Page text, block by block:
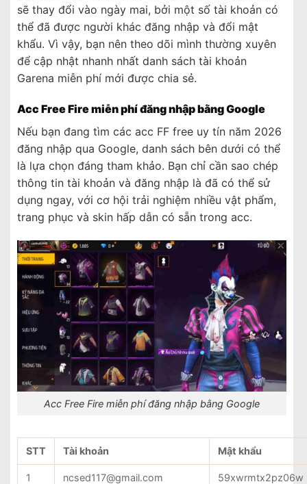
sẽ thay đổi vào ngày mai, bởi một số tài khoản có
thể đã được người khác đăng nhập và đổi mật
khẩu. Vì vậy, bạn nên theo dõi mình thường xuyên
để cập nhật nhanh nhất danh sách tài khoản
Garena miễn phí mới được chia sẻ.
Acc Free Fire miễn phí đăng nhập bằng Google
Nếu bạn đang tìm các acc FF free uy tín năm 2026
đăng nhập qua Google, danh sách bên dưới có thể
là lựa chọn đáng tham khảo. Bạn chỉ cần sao chép
thông tin tài khoản và đăng nhập là đã có thể sử
dụng ngay, với cơ hội trải nghiệm nhiều vật phẩm,
trang phục và skin hấp dẫn có sẵn trong acc.
Acc Free Fire miễn phí đăng nhập bằng Google
STT Tài khoản Mật khẩu
1 ncsed117@gmail.com 59xwrmtx2pz06w